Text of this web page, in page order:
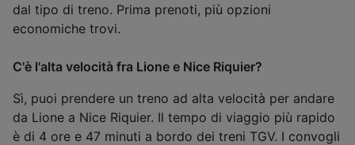
dal tipo di treno. Prima prenoti, più opzioni
economiche trovi.
C'è l'alta velocità fra Lione e Nice Riquier?
Sì, puoi prendere un treno ad alta velocità per andare
da Lione a Nice Riquier. Il tempo di viaggio più rapido
è di 4 ore e 47 minuti a bordo dei treni TGV. I convogli